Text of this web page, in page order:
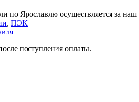
по Ярославлю осуществляется за наш
, ПЭК
поступления оплаты.